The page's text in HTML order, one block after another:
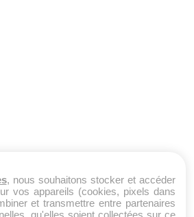
, nous souhaitons stocker et accéder
vos appareils (cookies, pixels dans
et transmettre entre partenaires
qu'elles soient collectées sur ce